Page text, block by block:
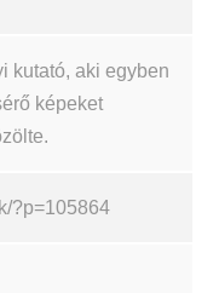
kutató, aki egyben
képeket
?p=105864